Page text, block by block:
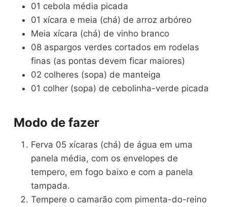
01 cebola média picada
01 xícara e meia (chá) de arroz arbóreo
Meia xícara (chá) de vinho branco
08 aspargos verdes cortados em rodelas
finas (as pontas devem ficar maiores)
02 colheres (sopa) de manteiga
01 colher (sopa) de cebolinha-verde picada
Modo de fazer
Ferva 05 xícaras (chá) de água em uma
panela média, com os envelopes de
tempero, em fogo baixo e com a panela
tampada.
Tempere o camarão com pimenta-do-reino